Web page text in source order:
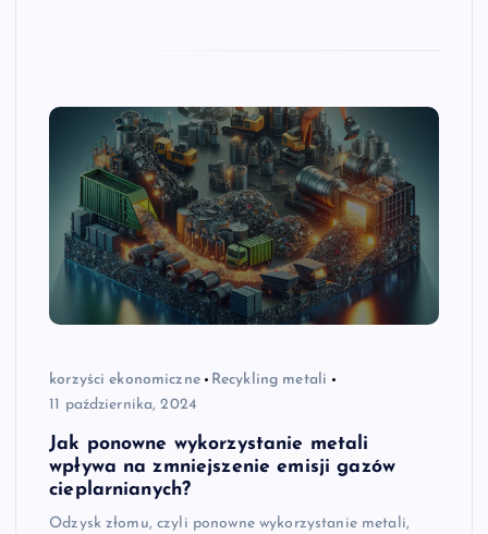
korzyści ekonomiczne
Recykling metali
11 października, 2024
Jak ponowne wykorzystanie metali
wpływa na zmniejszenie emisji gazów
cieplarnianych?
Odzysk złomu, czyli ponowne wykorzystanie metali,